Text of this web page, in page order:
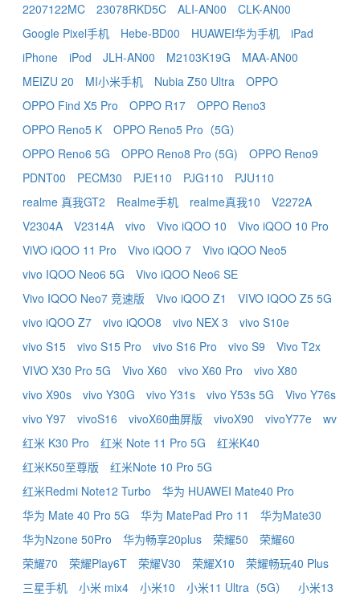
2207122MC 23078RKD5C ALI-AN00
CLK-AN00
Google Pixel手机
Hebe-BD00 HUAWEI华为手机
iPad
iPhone
iPod JLH-AN00 M2103K19G
MAA-AN00
MEIZU 20
MI小米手机 Nubia Z50 Ultra
OPPO
OPPO Find X5 Pro
OPPO R17
OPPO Reno3
OPPO Reno5 K
OPPO Reno5 Pro（5G）
OPPO Reno6 5G
OPPO Reno8 Pro (5G)
OPPO Reno9
PDNT00
PECM30 PJE110 PJG110
PJU110
realme 真我GT2
Realme手机 realme真我10
V2272A
V2304A
V2314A vivo Vivo iQOO 10
Vivo iQOO 10 Pro
ViVO iQOO 11 Pro
Vivo iQOO 7
Vivo iQOO Neo5
vivo IQOO Neo6 5G
Vivo iQOO Neo6 SE
Vivo IQOO Neo7 竞速版
Vivo iQOO Z1
VIVO IQOO Z5 5G
vivo iQOO Z7
vivo iQOO8 vivo NEX 3
vivo S10e
vivo S15
vivo S15 Pro vivo S16 Pro vivo S9
Vivo T2x
VIVO X30 Pro 5G
Vivo X60 vivo X60 Pro
vivo X80
vivo X90s
vivo Y30G vivo Y31s vivo Y53s 5G
Vivo Y76s
vivo Y97
vivoS16 vivoX60曲屏版 vivoX90 vivoY77e
wv
红米 K30 Pro
红米 Note 11 Pro 5G
红米K40
红米K50至尊版
红米Note 10 Pro 5G
红米Redmi Note12 Turbo
华为 HUAWEI Mate40 Pro
华为 Mate 40 Pro 5G
华为 MatePad Pro 11
华为Mate30
华为Nzone 50Pro
华为畅享20plus 荣耀50
荣耀60
荣耀70
荣耀Play6T 荣耀V30 荣耀X10
荣耀畅玩40 Plus
三星手机
小米 mix4 小米10 小米11 Ultra（5G） 小米13